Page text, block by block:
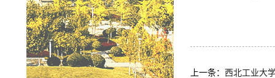
上一条： 西北工业大